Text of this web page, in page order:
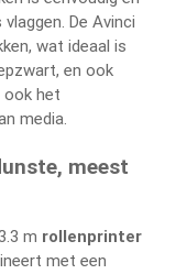
De Avinci
wat ideaal is
en ook
het
media.
meest
m rollenprinter
met een